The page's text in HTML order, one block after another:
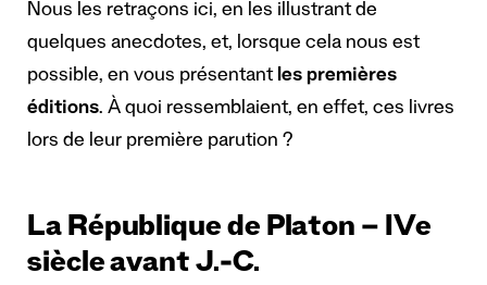
Nous les retraçons ici, en les illustrant de
quelques anecdotes, et, lorsque cela nous est
possible, en vous présentant les premières
éditions. À quoi ressemblaient, en effet, ces livres
lors de leur première parution ?
La République de Platon – IVe
siècle avant J.-C.